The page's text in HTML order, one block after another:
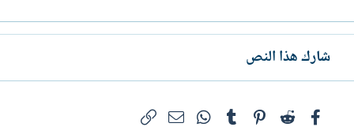
شارك هذا النص
فيسبوكReddit
Pinterest
Tumblr
WhatsAppالبريد الإلكتروني